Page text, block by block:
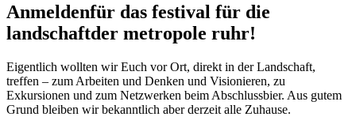
Anmeldenfür das festival für die
landschaftder metropole ruhr!
Eigentlich wollten wir Euch vor Ort, direkt in der Landschaft,
treffen – zum Arbeiten und Denken und Visionieren, zu
Exkursionen und zum Netzwerken beim Abschlussbier. Aus gutem
Grund bleiben wir bekanntlich aber derzeit alle Zuhause.